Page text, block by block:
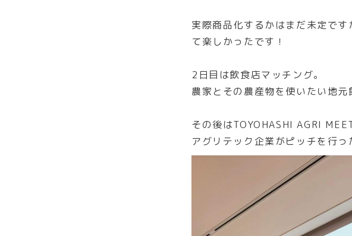
実際商品化するかはまだ未定で
て楽しかったです！
2日目は飲食店マッチング。
農家とその農産物を使いたい地元
その後はTOYOHASHI AGRI
アグリテック企業がピッチを行